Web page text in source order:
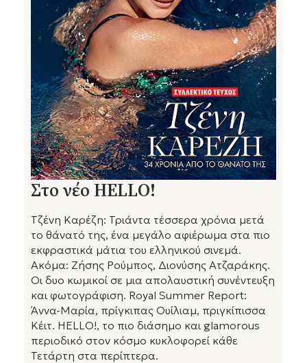
Στο νέο HELLO!
Τζένη Καρέζη: Τριάντα τέσσερα χρόνια μετά
το θάνατό της, ένα μεγάλο αφιέρωμα στα πιο
εκφραστικά μάτια του ελληνικού σινεμά.
Ακόμα: Ζήσης Ρούμπος, Διονύσης Ατζαράκης.
Οι δυο κωμικοί σε μια απολαυστική συνέντευξη
και φωτογράφιση. Royal Summer Report:
Άννα-Μαρία, πρίγκιπας Ουίλιαμ, πριγκίπισσα
Κέιτ. HELLO!, το πιο διάσημο και glamorous
περιοδικό στον κόσμο κυκλοφορεί κάθε
Τετάρτη στα περίπτερα.